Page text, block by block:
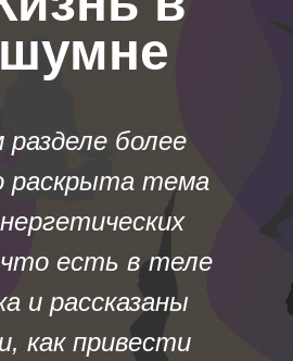
более
раскрыта тема
что есть в теле
и рассказаны
как привести